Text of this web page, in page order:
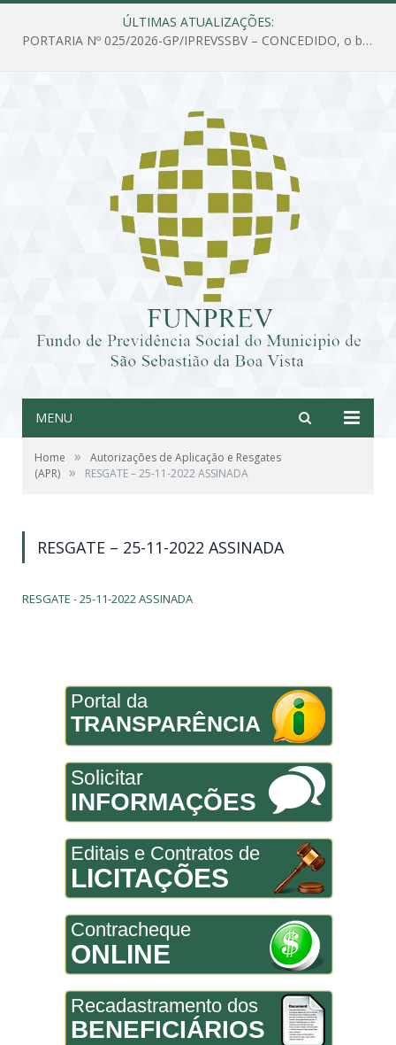
ÚLTIMAS ATUALIZAÇÕES:
PORTARIA Nº 025/2026-GP/IPREVSSBV – CONCEDIDO, o benefício de PENSÃO a MARIA ESTELA DOS SANTOS SOUZA
MENU
Home »
Autorizações de Aplicação e Resgates
(APR) » RESGATE – 25-11-2022 ASSINADA
RESGATE – 25-11-2022 ASSINADA
RESGATE - 25-11-2022 ASSINADA
Portal da
TRANSPARÊNCIA
Solicitar
INFORMAÇÕES
Editais e Contratos de
LICITAÇÕES
Contracheque
ONLINE
Recadastramento dos
BENEFICIÁRIOS